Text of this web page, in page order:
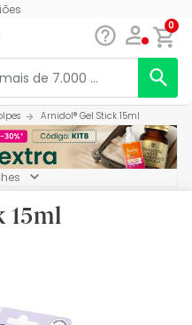
0
Arnidol® Gel Stick 15ml
15ml